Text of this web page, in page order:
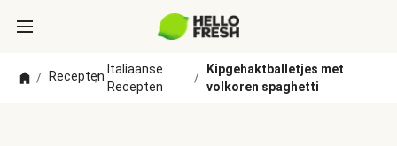
/ Recepten
/
Italiaanse
Recepten
/
Kipgehaktballetjes met
volkoren spaghetti